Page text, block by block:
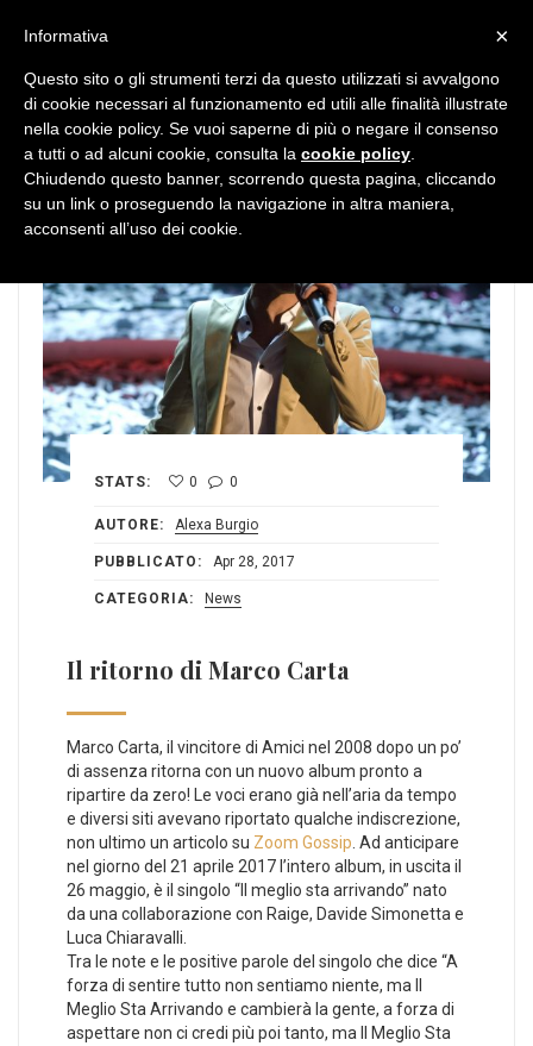
STATS: 0 0
AUTORE: Alexa Burgio
PUBBLICATO: Apr 28, 2017
CATEGORIA: News
Il ritorno di Marco Carta
Marco Carta, il vincitore di Amici nel 2008 dopo un po’
di assenza ritorna con un nuovo album pronto a
ripartire da zero! Le voci erano già nell’aria da tempo
e diversi siti avevano riportato qualche indiscrezione,
non ultimo un articolo su Zoom Gossip. Ad anticipare
nel giorno del 21 aprile 2017 l’intero album, in uscita il
26 maggio, è il singolo “Il meglio sta arrivando” nato
da una collaborazione con Raige, Davide Simonetta e
Luca Chiaravalli.
Tra le note e le positive parole del singolo che dice “A
forza di sentire tutto non sentiamo niente, ma Il
Meglio Sta Arrivando e cambierà la gente, a forza di
aspettare non ci credi più poi tanto, ma Il Meglio Sta
×
Informativa
Questo sito o gli strumenti terzi da questo utilizzati si avvalgono
di cookie necessari al funzionamento ed utili alle finalità illustrate
nella cookie policy. Se vuoi saperne di più o negare il consenso
a tutti o ad alcuni cookie, consulta la cookie policy
Chiudendo questo banner, scorrendo questa pagina, cliccando
su un link o proseguendo la navigazione in altra maniera,
acconsenti all’uso dei cookie.